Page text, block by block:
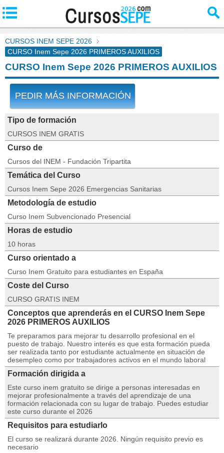
CURSOS INEM SEPE 2026
CURSO Inem Sepe 2026 PRIMEROS AUXILIOS
CURSO Inem Sepe 2026 PRIMEROS AUXILIOS
PEDIR MÁS INFORMACIÓN
Tipo de formación
CURSOS INEM GRATIS
Curso de
Cursos del INEM - Fundación Tripartita
Temática del Curso
Cursos Inem Sepe 2026 Emergencias Sanitarias
Metodología de estudio
Curso Inem Subvencionado Presencial
Horas de estudio
10 horas
Curso orientado a
Curso Inem Gratuito para estudiantes en España
Coste del Curso
CURSO GRATIS INEM
Conceptos que aprenderás en el CURSO Inem Sepe
2026 PRIMEROS AUXILIOS
Te preparamos para mejorar tu desarrollo profesional en el
puesto de trabajo. Nuestro interés es que esta formación pueda
ser realizada tanto por estudiante actualmente en situación de
desempleo como por trabajadores activos en el mundo laboral
Formación dirigida a
Este curso inem gratuito se dirige a personas interesadas en
mejorar profesionalmente a través del aprendizaje de una
formación relacionada con su lugar de trabajo. Puedes estudiar
este curso durante el 2026
Requisitos para estudiarlo
El curso se realizará durante 2026. Ningún requisito previo es
necesario